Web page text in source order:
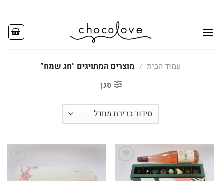
content
עמוד הבית / מוצרים המתויגים “חג שמח”
סנן
wishlist
Add to
wishlist